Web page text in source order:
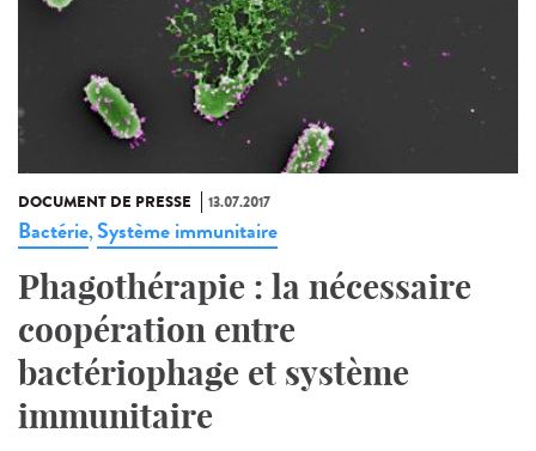
DOCUMENT DE PRESSE 13.07.2017
Bactérie,Système immunitaire
Phagothérapie : la nécessaire
coopération entre
bactériophage et système
immunitaire